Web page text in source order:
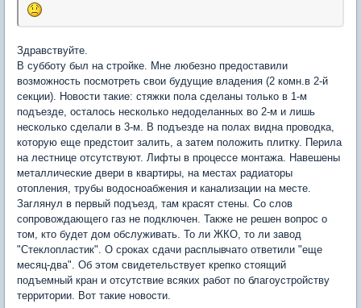
Здравствуйте.
В субботу был на стройке. Мне любезно предоставили
возможность посмотреть свои будущие владения (2 комн.в 2-й
секции). Новости такие: стяжки пола сделаны только в 1-м
подъезде, осталось несколько недоделанных во 2-м и лишь
несколько сделали в 3-м. В подъезде на полах видна проводка,
которую еще предстоит залить, а затем положить плитку. Перила
на лестнице отсутствуют. Лифты в процессе монтажа. Навешены
металлические двери в квартиры, на местах радиаторы
отопления, трубы водосноабжения и канализации на месте.
Заглянул в первый подъезд, там красят стены. Со слов
сопровождающего газ не подключен. Также не решен вопрос о
том, кто будет дом обслуживать. То ли ЖКО, то ли завод
"Стеклопластик". О сроках сдачи расплывчато ответили "еще
месяц-два". Об этом свидетельствует крепко стоящий
подъемный кран и отсутствие всяких работ по благоустройству
территории. Вот такие новости.